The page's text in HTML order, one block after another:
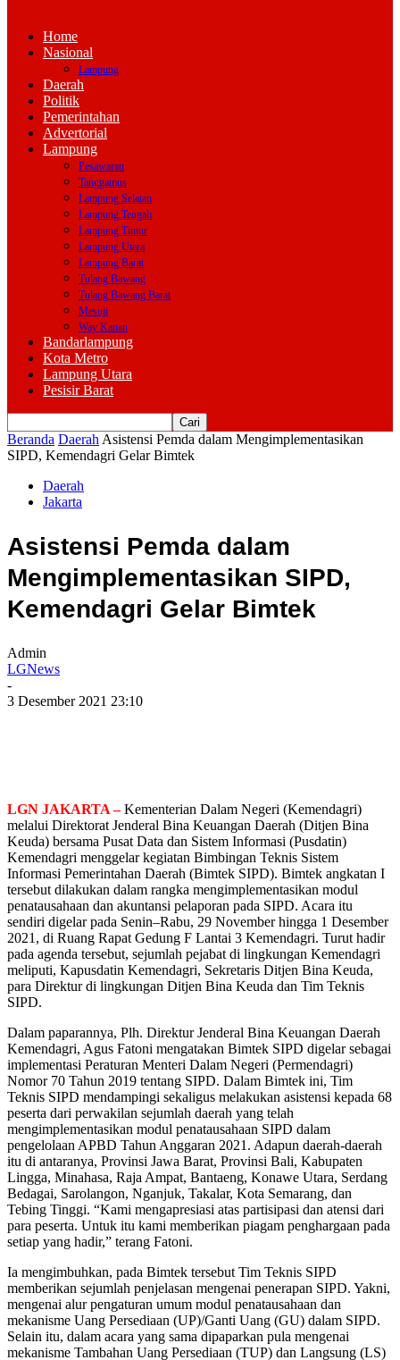
Home
Nasional
Lampung
Daerah
Politik
Pemerintahan
Advertorial
Lampung
Pesawaran
Tanggamus
Lampung Selatan
Lampung Tengah
Lampung Timur
Lampung Utara
Lampung Barat
Tulang Bawang
Tulang Bawang Barat
Mesuji
Way Kanan
Bandarlampung
Kota Metro
Lampung Utara
Pesisir Barat
Beranda Daerah Asistensi Pemda dalam Mengimplementasikan
SIPD, Kemendagri Gelar Bimtek
Daerah
Jakarta
Asistensi Pemda dalam
Mengimplementasikan SIPD,
Kemendagri Gelar Bimtek
Admin
LGNews
-
3 Desember 2021 23:10
LGN JAKARTA –Kementerian Dalam Negeri (Kemendagri)
melalui Direktorat Jenderal Bina Keuangan Daerah (Ditjen Bina
Keuda) bersama Pusat Data dan Sistem Informasi (Pusdatin)
Kemendagri menggelar kegiatan Bimbingan Teknis Sistem
Informasi Pemerintahan Daerah (Bimtek SIPD). Bimtek angkatan I
tersebut dilakukan dalam rangka mengimplementasikan modul
penatausahaan dan akuntansi pelaporan pada SIPD. Acara itu
sendiri digelar pada Senin–Rabu, 29 November hingga 1 Desember
2021, di Ruang Rapat Gedung F Lantai 3 Kemendagri. Turut hadir
pada agenda tersebut, sejumlah pejabat di lingkungan Kemendagri
meliputi, Kapusdatin Kemendagri, Sekretaris Ditjen Bina Keuda,
para Direktur di lingkungan Ditjen Bina Keuda dan Tim Teknis
SIPD.
Dalam paparannya, Plh. Direktur Jenderal Bina Keuangan Daerah
Kemendagri, Agus Fatoni mengatakan Bimtek SIPD digelar sebagai
implementasi Peraturan Menteri Dalam Negeri (Permendagri)
Nomor 70 Tahun 2019 tentang SIPD. Dalam Bimtek ini, Tim
Teknis SIPD mendampingi sekaligus melakukan asistensi kepada 68
peserta dari perwakilan sejumlah daerah yang telah
mengimplementasikan modul penatausahaan SIPD dalam
pengelolaan APBD Tahun Anggaran 2021. Adapun daerah-daerah
itu di antaranya, Provinsi Jawa Barat, Provinsi Bali, Kabupaten
Lingga, Minahasa, Raja Ampat, Bantaeng, Konawe Utara, Serdang
Bedagai, Sarolangon, Nganjuk, Takalar, Kota Semarang, dan
Tebing Tinggi. “Kami mengapresiasi atas partisipasi dan atensi dari
para peserta. Untuk itu kami memberikan piagam penghargaan pada
setiap yang hadir,” terang Fatoni.
Ia mengimbuhkan, pada Bimtek tersebut Tim Teknis SIPD
memberikan sejumlah penjelasan mengenai penerapan SIPD. Yakni,
mengenai alur pengaturan umum modul penatausahaan dan
mekanisme Uang Persediaan (UP)/Ganti Uang (GU) dalam SIPD.
Selain itu, dalam acara yang sama dipaparkan pula mengenai
mekanisme Tambahan Uang Persediaan (TUP) dan Langsung (LS)